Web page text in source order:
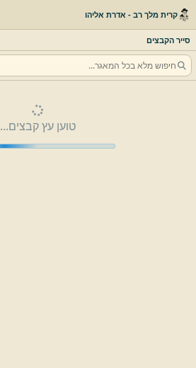
קרית מלך רב - אדרת אליהו
סייר הקבצים
טוען עץ קבצים...